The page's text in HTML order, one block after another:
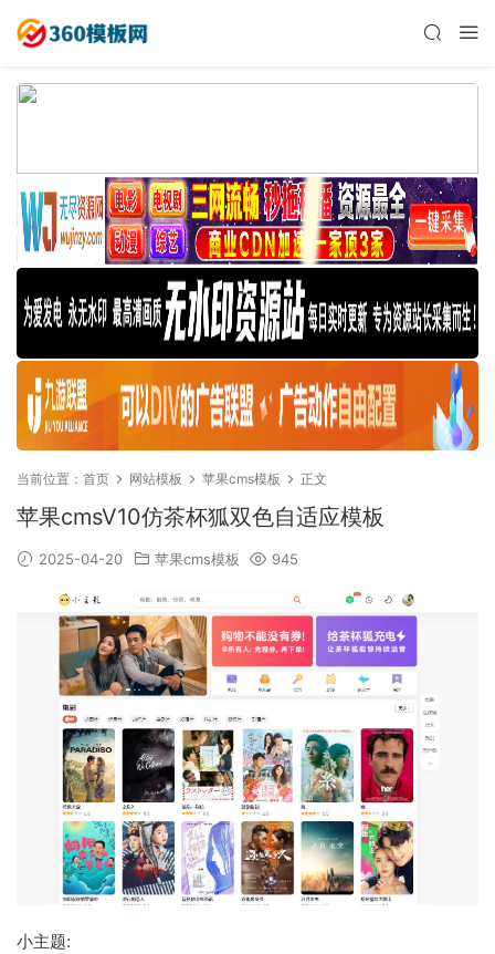
当前位置： 首页 网站模板 苹果cms模板 正文
苹果cmsV10仿茶杯狐双色自适应模板
2025-04-20 苹果cms模板 945
小主题: